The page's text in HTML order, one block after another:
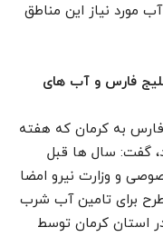
مورد نیاز این مناطق
فارس و آب های
فارس به کرمان که هفته
گفت: سال ها قبل
و وزارت نیرو امضا
برای تامین آب شرب
استان کرمان توسط